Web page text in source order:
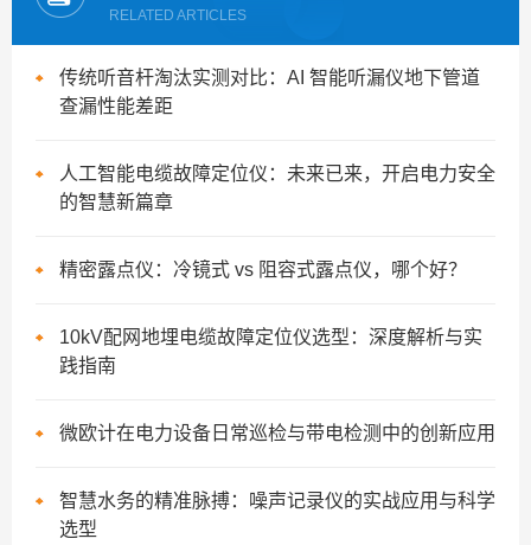
RELATED ARTICLES
传统听音杆淘汰实测对比：AI 智能听漏仪地下管道
查漏性能差距
人工智能电缆故障定位仪：未来已来，开启电力安全
的智慧新篇章
精密露点仪：冷镜式 vs 阻容式露点仪，哪个好？
10kV配网地埋电缆故障定位仪选型：深度解析与实
践指南
微欧计在电力设备日常巡检与带电检测中的创新应用
智慧水务的精准脉搏：噪声记录仪的实战应用与科学
选型